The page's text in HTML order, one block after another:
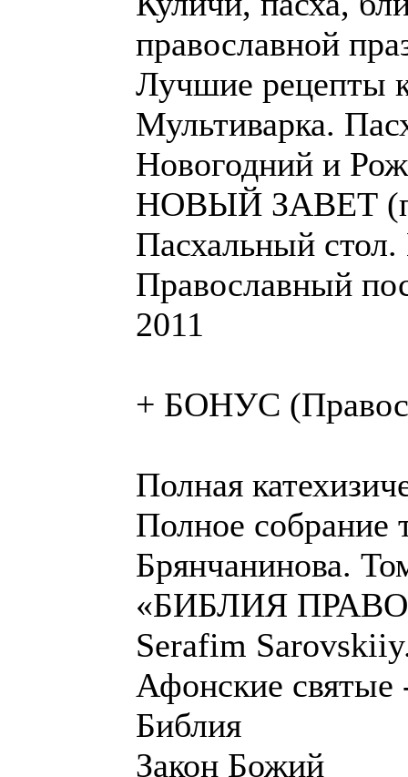
православной
Лучшие рецепты
Мультиварка.
Новогодний и
НОВЫЙ ЗАВЕТ
Пасхальный
Православный
2011
+ БОНУС
Полная
Полное собрание
Брянчанинова.
«БИБЛИЯ
Serafim
Афонские святые
Библия
Закон Божий